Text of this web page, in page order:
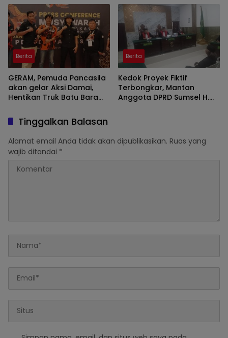
Bumi di SMAN 2 Prabumulih
Berita
GERAM, Pemuda Pancasila
akan gelar Aksi Damai,
Hentikan Truk Batu Bara
Berita
Kedok Proyek Fiktif
Terbongkar, Mantan
Anggota DPRD Sumsel H.
Tinggalkan Balasan
Alamat email Anda tidak akan dipublikasikan. Ruas yang
wajib ditandai *